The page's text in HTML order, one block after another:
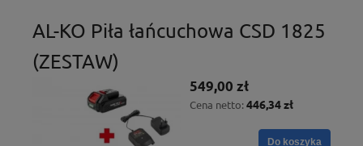
AL-KO Piła łańcuchowa CSD 1825
(ZESTAW)
549,00 zł
Cena netto: 446,34 zł
Do koszyka